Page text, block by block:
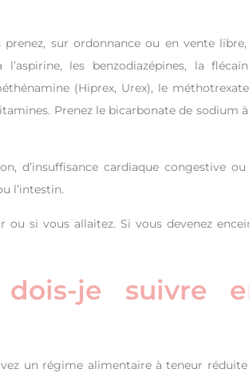
sur ordonnance ou en vente libre,
les benzodiazépines, la
(Hiprex, Urex), le
Prenez le bicarbonate de sodium
d’insuffisance cardiaque congestive
l’intestin.
si vous allaitez. Si vous devenez
dois-je suivre
un régime alimentaire à teneur réduite